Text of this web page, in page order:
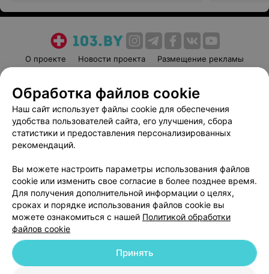
О проекте Новости проекта
Размещение рекламы
Пользовательское соглашение
Способы оплаты
Вакансии
Партнеры
Написать руководителю 103.by
Обработка персональных данных
© 2026 ООО «Артокс Лаб», УНП 191700409
| 220012, Республика Беларусь,
Обработка файлов cookie
Наш сайт использует файлы cookie для обеспечения
удобства пользователей сайта, его улучшения, сбора
статистики и предоставления персонализированных
рекомендаций.
Вы можете настроить параметры использования файлов
cookie или изменить свое согласие в более позднее время.
Для получения дополнительной информации о целях,
сроках и порядке использования файлов cookie вы
можете ознакомиться с нашей Политикой обработки
файлов cookie
Принять